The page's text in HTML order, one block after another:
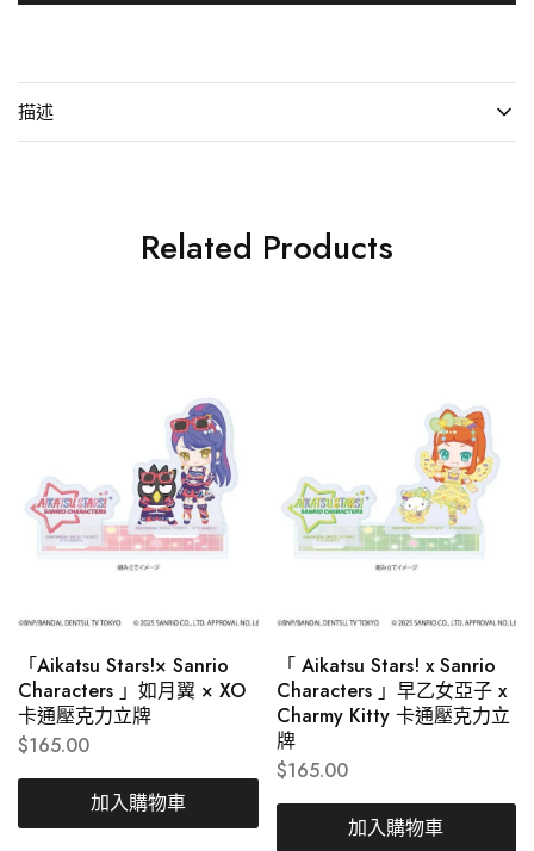
描述
Related Products
「Aikatsu Stars!× Sanrio
Characters 」如月翼 × XO
卡通壓克力立牌
$165.00
加入購物車
「 Aikatsu Stars! x Sanrio
Characters 」早乙女亞子 x
Charmy Kitty 卡通壓克力立
牌
$165.00
加入購物車